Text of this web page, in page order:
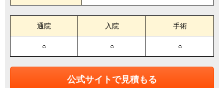
通院 入院 手術
○ ○ ○
公式サイトで見積もる